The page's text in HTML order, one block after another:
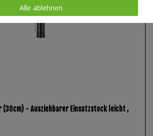
(30cm) - Ausziehbarer Einsatzstock leicht,
Alle ablehnen